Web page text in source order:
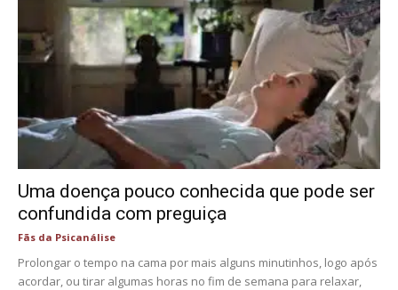
Uma doença pouco conhecida que pode ser
confundida com preguiça
Fãs da Psicanálise
Prolongar o tempo na cama por mais alguns minutinhos, logo após
acordar, ou tirar algumas horas no fim de semana para relaxar,